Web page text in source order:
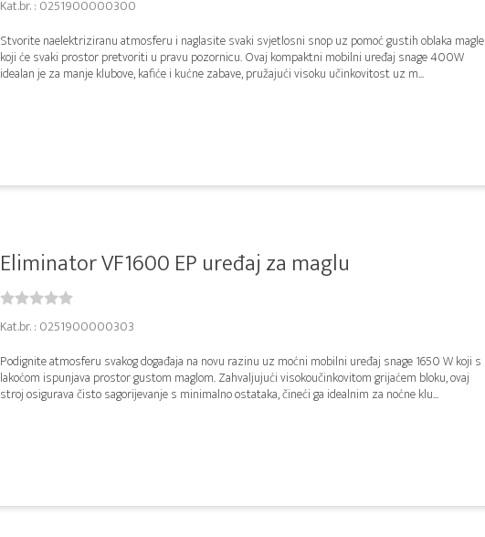
Kat.br. : 0251900000300
Stvorite naelektriziranu atmosferu i naglasite svaki svjetlosni snop uz pomoć gustih oblaka magle
koji će svaki prostor pretvoriti u pravu pozornicu. Ovaj kompaktni mobilni uređaj snage 400W
idealan je za manje klubove, kafiće i kućne zabave, pružajući visoku učinkovitost uz m...
Eliminator VF1600 EP uređaj za maglu
Kat.br. : 0251900000303
Podignite atmosferu svakog događaja na novu razinu uz moćni mobilni uređaj snage 1650 W koji s
lakoćom ispunjava prostor gustom maglom. Zahvaljujući visokoučinkovitom grijaćem bloku, ovaj
stroj osigurava čisto sagorijevanje s minimalno ostataka, čineći ga idealnim za noćne klu...